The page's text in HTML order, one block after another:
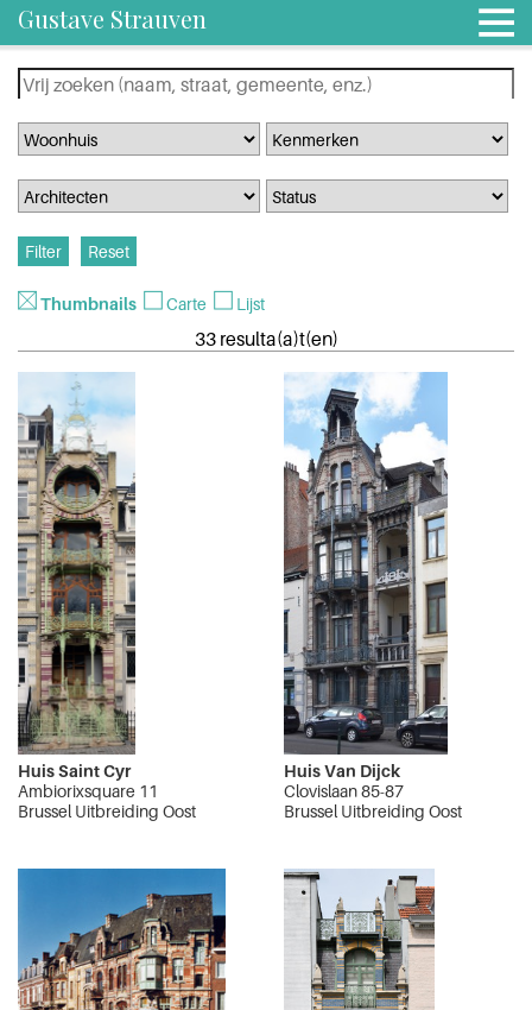
Gustave Strauven
Thumbnails Carte Lijst
33 resulta(a)t(en)
Huis Saint Cyr
Ambiorixsquare 11
Brussel Uitbreiding Oost
Huis Van Dijck
Clovislaan 85-87
Brussel Uitbreiding Oost